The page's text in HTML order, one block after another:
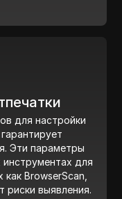
для настройки
Эти параметры
для
BrowserScan,
риски выявления.